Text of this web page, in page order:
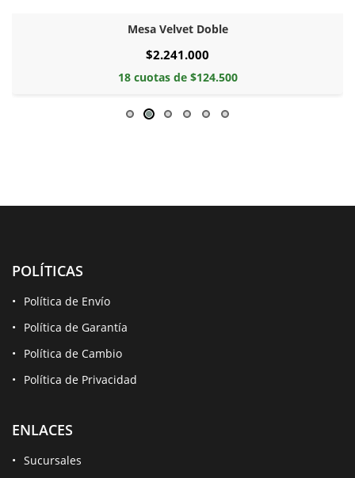
Mesa Velvet Doble
$2.241.000
18 cuotas de $124.500
POLÍTICAS
Política de Envío
Política de Garantía
Política de Cambio
Política de Privacidad
ENLACES
Sucursales